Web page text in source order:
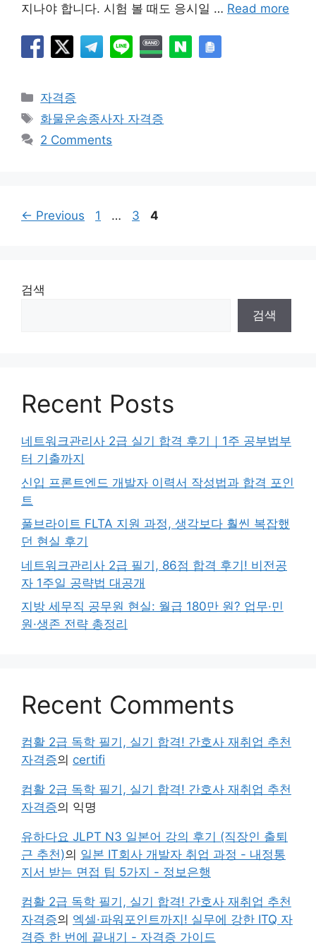
지나야 합니다. 시험 볼 때도 응시일 … Read more
Categories
자격증
Tags
화물운송종사자 자격증
2 Comments
← Previous Page
1 … Page
3 Page
4
검색
검색
Recent Posts
네트워크관리사 2급 실기 합격 후기｜1주 공부법부
터 기출까지
신입 프론트엔드 개발자 이력서 작성법과 합격 포인
트
풀브라이트 FLTA 지원 과정, 생각보다 훨씬 복잡했
던 현실 후기
네트워크관리사 2급 필기, 86점 합격 후기! 비전공
자 1주일 공략법 대공개
지방 세무직 공무원 현실: 월급 180만 원? 업무·민
원·생존 전략 총정리
Recent Comments
컴활 2급 독학 필기, 실기 합격! 간호사 재취업 추천
자격증의 certifi
컴활 2급 독학 필기, 실기 합격! 간호사 재취업 추천
자격증의 익명
유하다요 JLPT N3 일본어 강의 후기 (직장인 출퇴
근 추천)의 일본 IT회사 개발자 취업 과정 - 내정통
지서 받는 면접 팁 5가지 - 정보은행
컴활 2급 독학 필기, 실기 합격! 간호사 재취업 추천
자격증의 엑셀·파워포인트까지! 실무에 강한 ITQ 자
격증 한 번에 끝내기 - 자격증 가이드